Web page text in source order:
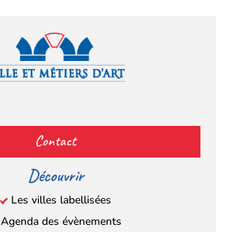
(s’ouvre
dans
nouvel
onglet)
(s’ouvre
dans
nouvel
onglet)
(s’ouvre
dans
nouvel
onglet)
(s’ouvre
nouvel
onglet)
Contact
Découvrir
Les villes labellisées
Agenda des évènements